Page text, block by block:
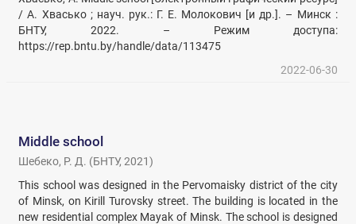
/ А. Хвасько ; науч. рук.: Г. Е. Молокович [и др.]. – Минск :
БНТУ, 2022. – Режим доступа:
https://rep.bntu.by/handle/data/113475
2022-06-30
Middle school
Шебеко, Р. Д. (БНТУ,2021)
This school was designed in the Pervomaisky district of the city
of Minsk, on Kirill Turovsky street. The building is located in the
new residential complex Mayak of Minsk. The school is designed